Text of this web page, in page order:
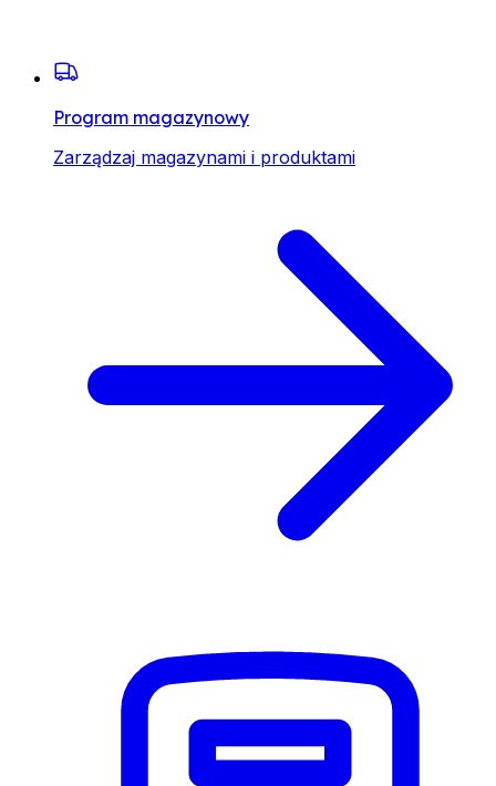
Program magazynowy
Zarządzaj magazynami i produktami